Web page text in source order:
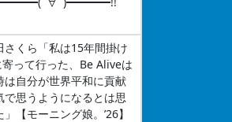
さくら「私は15年間掛け
って行った、Be Aliveは
は自分が世界平和に貢献
で思うようになるとは思
【モーニング娘。’26】